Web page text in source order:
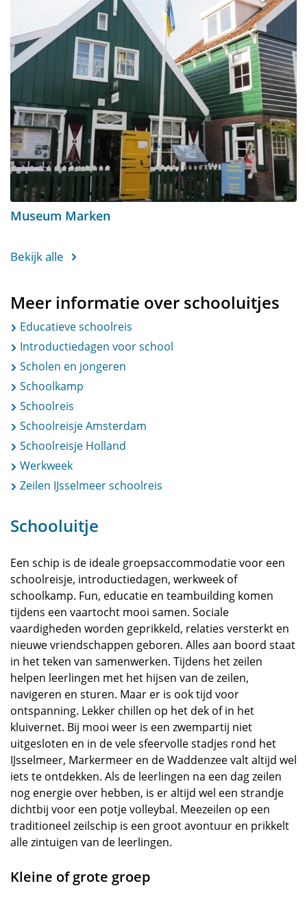
Museum Marken
Bekijk alle
Meer informatie over schooluitjes
Educatieve schoolreis
Introductiedagen voor school
Scholen en jongeren
Schoolkamp
Schoolreis
Schoolreisje Amsterdam
Schoolreisje Holland
Werkweek
Zeilen IJsselmeer schoolreis
Schooluitje
Een schip is de ideale groepsaccommodatie voor een
schoolreisje, introductiedagen, werkweek of
schoolkamp. Fun, educatie en teambuilding komen
tijdens een vaartocht mooi samen. Sociale
vaardigheden worden geprikkeld, relaties versterkt en
nieuwe vriendschappen geboren. Alles aan boord staat
in het teken van samenwerken. Tijdens het zeilen
helpen leerlingen met het hijsen van de zeilen,
navigeren en sturen. Maar er is ook tijd voor
ontspanning. Lekker chillen op het dek of in het
kluivernet. Bij mooi weer is een zwempartij niet
uitgesloten en in de vele sfeervolle stadjes rond het
IJsselmeer, Markermeer en de Waddenzee valt altijd wel
iets te ontdekken. Als de leerlingen na een dag zeilen
nog energie over hebben, is er altijd wel een strandje
dichtbij voor een potje volleybal. Meezeilen op een
traditioneel zeilschip is een groot avontuur en prikkelt
alle zintuigen van de leerlingen.
Kleine of grote groep